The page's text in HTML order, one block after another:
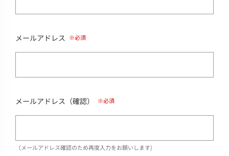
メールアドレス
メールアドレス（確認）
（メールアドレス確認のため再度入力をお願いします)